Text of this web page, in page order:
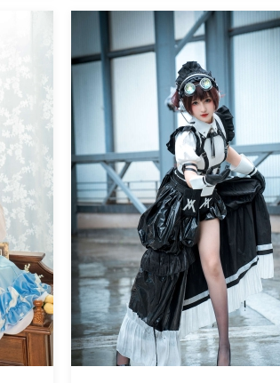
0 回复
魅丝社
73 阅读